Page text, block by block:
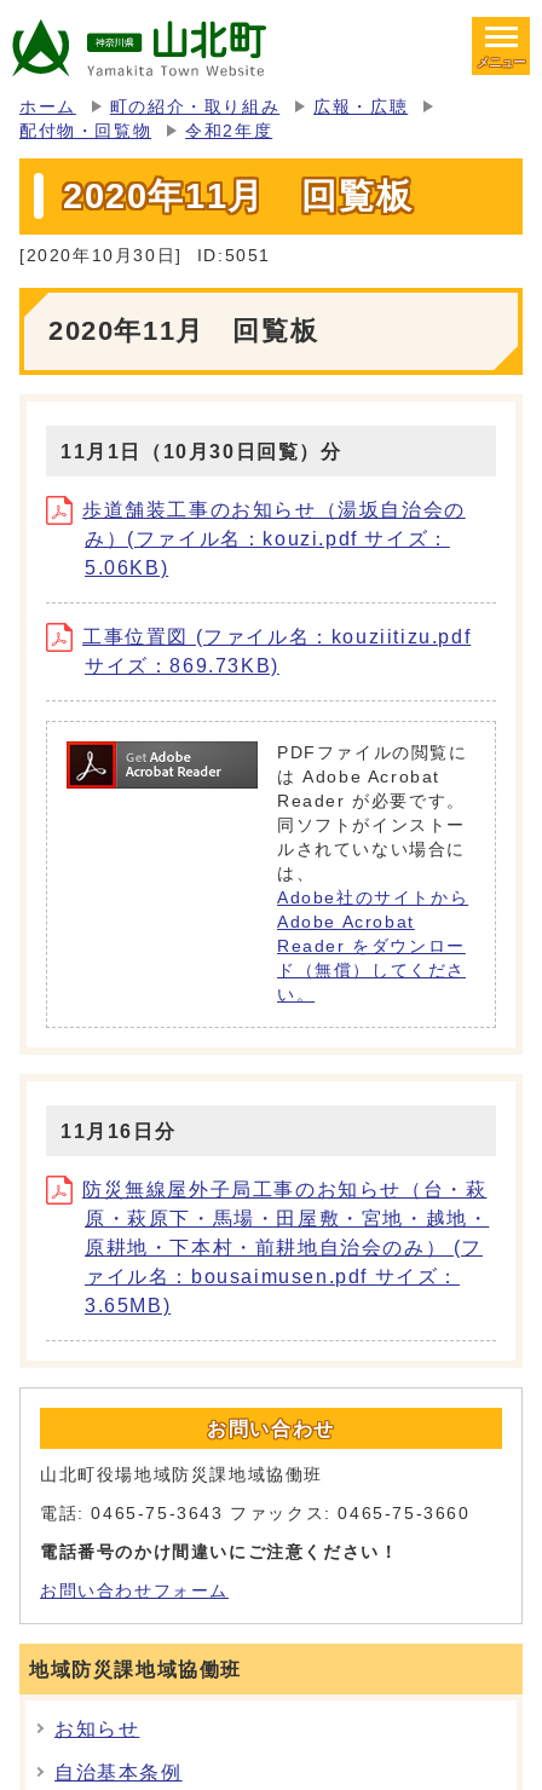
メニュー
ホーム 町の紹介・取り組み
広報・広聴
配付物・回覧物
令和2年度
2020年11月 回覧板
[2020年10月30日] ID:5051
2020年11月 回覧板
11月1日（10月30日回覧）分
歩道舗装工事のお知らせ（湯坂自治会の
み）(ファイル名：kouzi.pdf サイズ：
5.06KB)
工事位置図 (ファイル名：kouziitizu.pdf
サイズ：869.73KB)
PDFファイルの閲覧に
は Adobe Acrobat
Reader が必要です。
同ソフトがインストー
ルされていない場合に
は、
Adobe社のサイトから
Adobe Acrobat
Reader をダウンロー
ド（無償）してくださ
い。
11月16日分
防災無線屋外子局工事のお知らせ（台・萩
原・萩原下・馬場・田屋敷・宮地・越地・
原耕地・下本村・前耕地自治会のみ） (フ
ァイル名：bousaimusen.pdf サイズ：
3.65MB)
お問い合わせ
山北町役場地域防災課地域協働班
電話: 0465-75-3643 ファックス: 0465-75-3660
電話番号のかけ間違いにご注意ください！
お問い合わせフォーム
地域防災課地域協働班
お知らせ
自治基本条例